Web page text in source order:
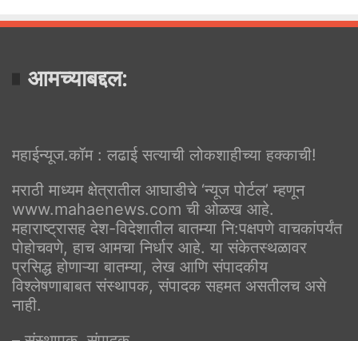
आमच्याबद्दल:
महाईन्यूज.कॉम : लढाई सत्याची लोकशाहीच्या हक्काची!
मराठी माध्यम क्षेत्रातील आघाडीचे ‘न्यूज पोर्टल’ म्हणून
www.mahaenews.com ची ओळख आहे.
महाराष्ट्रासह देश-विदेशातील बातम्या नि:पक्षपणे वाचकांपर्यंत
पोहोचवणे, हाच आमचा निर्धार आहे. या संकेतस्थळावर
प्रसिद्ध होणाऱ्या बातम्या, लेख आणि संपादकीय
विश्लेषणाबाबत संस्थापक, संपादक सहमत असतीलच असे
नाही.